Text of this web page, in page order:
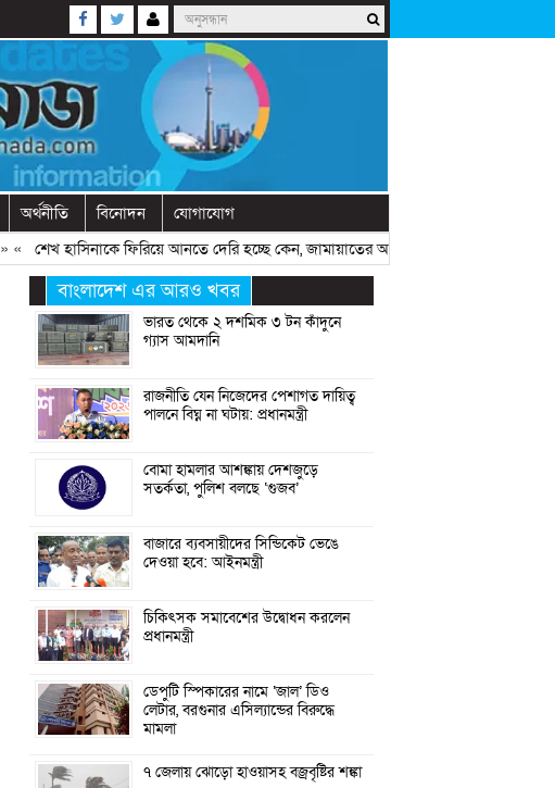
অর্থনীতি বিনোদন যোগাযোগ
শেখ হাসিনাকে ফিরিয়ে আনতে দেরি হচ্ছে কেন, জামায়াতের আমিরের প্রশ্ন
বাংলাদেশ এর আরও খবর
ভারত থেকে ২ দশমিক ৩ টন কাঁদুনে
গ্যাস আমদানি
রাজনীতি যেন নিজেদের পেশাগত দায়িত্ব
পালনে বিঘ্ন না ঘটায়: প্রধানমন্ত্রী
বোমা হামলার আশঙ্কায় দেশজুড়ে
সতর্কতা, পুলিশ বলছে ‘গুজব’
বাজারে ব্যবসায়ীদের সিন্ডিকেট ভেঙে
দেওয়া হবে: আইনমন্ত্রী
চিকিৎসক সমাবেশের উদ্বোধন করলেন
প্রধানমন্ত্রী
ডেপুটি স্পিকারের নামে ‘জাল’ ডিও
লেটার, বরগুনার এসিল্যান্ডের বিরুদ্ধে
মামলা
৭ জেলায় ঝোড়ো হাওয়াসহ বজ্রবৃষ্টির শঙ্কা